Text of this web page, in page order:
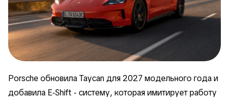
Porsche обновила Taycan для 2027 модельного года и
добавила E-Shift - систему, которая имитирует работу